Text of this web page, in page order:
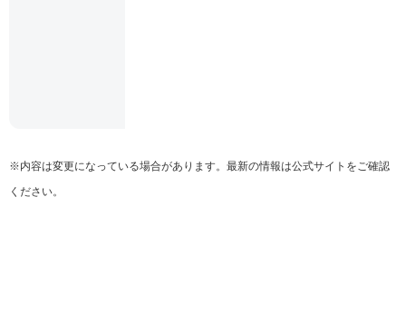
※内容は変更になっている場合があります。最新の情報は公式サイトをご確認
ください。